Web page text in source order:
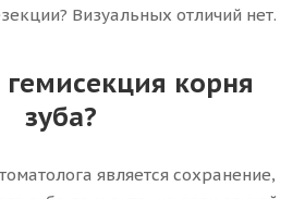
Визуальных отличий нет.
гемисекция корня
зуба?
является сохранение,